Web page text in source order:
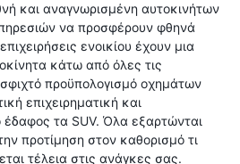
και αναγνωρισμένη αυτοκινήτων
να προσφέρουν φθηνά
ενοικίου έχουν μια
κάτω από όλες τις
προϋπολογισμό οχημάτων
επιχειρηματική και
τα SUV. Όλα εξαρτώνται
προτίμηση στον καθορισμό τι
τέλεια στις ανάγκες σας.